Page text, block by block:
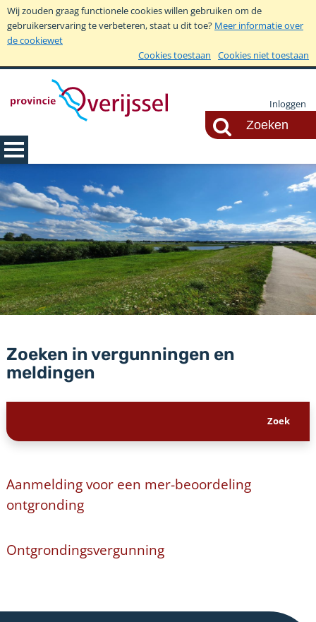
Wij zouden graag functionele cookies willen gebruiken om de
gebruikerservaring te verbeteren, staat u dit toe? Meer informatie over
de cookiewet
Cookies toestaan
Cookies niet toestaan
Inloggen
Zoeken in vergunningen en
meldingen
Aanmelding voor een mer-beoordeling
ontgronding
Ontgrondingsvergunning